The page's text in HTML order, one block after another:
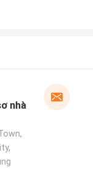
nhà